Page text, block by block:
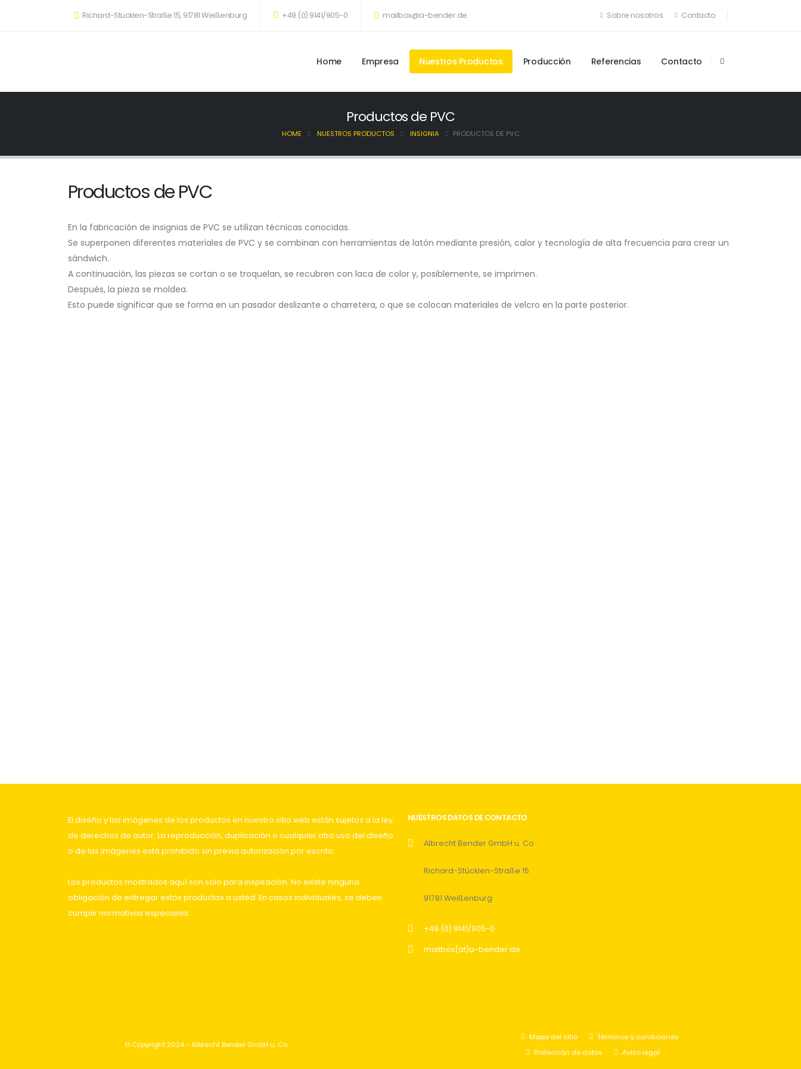
Richard-Stücklen-Straße 15, 91781 Weißenburg +49 (0) 9141/905-0 mailbox@a-bender.de Sobre nosotros Contacto
Home Empresa Nuestros Productos Producción Referencias Contacto
Productos de PVC
HOME NUESTROS PRODUCTOS INSIGNIA PRODUCTOS DE PVC
Productos de PVC
En la fabricación de insignias de PVC se utilizan técnicas conocidas.
Se superponen diferentes materiales de PVC y se combinan con herramientas de latón mediante presión, calor y tecnología de alta frecuencia para crear un
sándwich.
A continuación, las piezas se cortan o se troquelan, se recubren con laca de color y, posiblemente, se imprimen.
Después, la pieza se moldea.
Esto puede significar que se forma en un pasador deslizante o charretera, o que se colocan materiales de velcro en la parte posterior.
El diseño y las imágenes de los productos en nuestro sitio web están sujetos a la ley
de derechos de autor. La reproducción, duplicación o cualquier otro uso del diseño
o de las imágenes está prohibido sin previa autorización por escrito.
Los productos mostrados aquí son solo para inspiración. No existe ninguna
obligación de entregar estos productos a usted. En casos individuales, se deben
cumplir normativas especiales.
NUESTROS DATOS DE CONTACTO
Albrecht Bender GmbH u. Co
Richard-Stücklen-Straße 15
91781 Weißenburg
+49 (0) 9141/905-0
mailbox(at)a-bender.de
© Copyright 2024 - Albrecht Bender GmbH u. Co
Mapa del sitio
Términos y condiciones
Protección de datos
Aviso legal